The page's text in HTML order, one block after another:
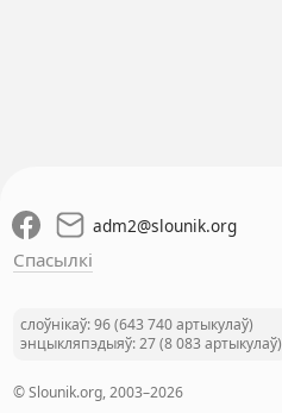
adm2@slounik.org
Спасылкі
слоўнікаў: 96 (643 740 артыкулаў)
энцыкляпэдыяў: 27 (8 083 артыкулаў)
© Slounik.org, 2003–2026